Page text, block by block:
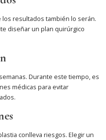
resultados también lo serán.
diseñar un plan quirúrgico
Durante este tiempo, es
médicas para evitar
conlleva riesgos. Elegir un